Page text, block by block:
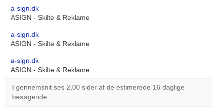
a-sign.dk
ASIGN - Skilte & Reklame
a-sign.dk
ASIGN - Skilte & Reklame
a-sign.dk
ASIGN - Skilte & Reklame
I gennemsnit ses 2,00 sider af de estimerede 16 daglige
besøgende.